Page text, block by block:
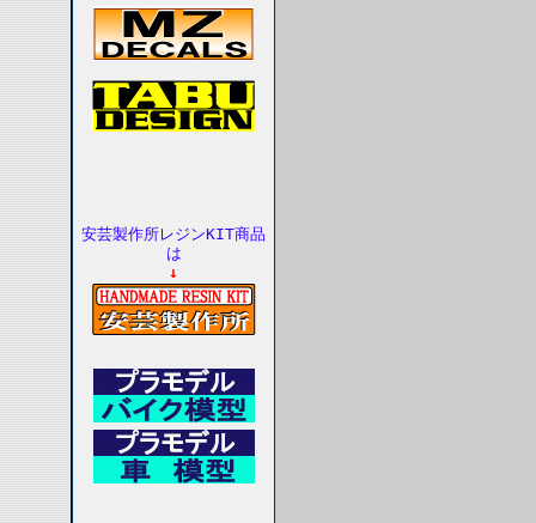
安芸製作所レジンKIT商品
は
↓